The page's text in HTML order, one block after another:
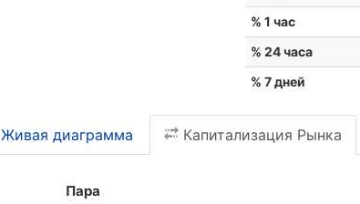
% 1 час
% 24 часа
% 7 дней
Живая диаграмма Капитализация Рынка
Пара